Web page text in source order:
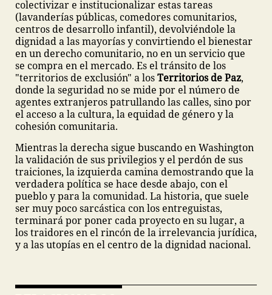
colectivizar e institucionalizar estas tareas
(lavanderías públicas, comedores comunitarios,
centros de desarrollo infantil), devolviéndole la
dignidad a las mayorías y convirtiendo el bienestar
en un derecho comunitario, no en un servicio que
se compra en el mercado. Es el tránsito de los
"territorios de exclusión" a losTerritorios de Paz,
donde la seguridad no se mide por el número de
agentes extranjeros patrullando las calles, sino por
el acceso a la cultura, la equidad de género y la
cohesión comunitaria.
Mientras la derecha sigue buscando en Washington
la validación de sus privilegios y el perdón de sus
traiciones, la izquierda camina demostrando que la
verdadera política se hace desde abajo, con el
pueblo y para la comunidad. La historia, que suele
ser muy poco sarcástica con los entreguistas,
terminará por poner cada proyecto en su lugar, a
los traidores en el rincón de la irrelevancia jurídica,
y a las utopías en el centro de la dignidad nacional.